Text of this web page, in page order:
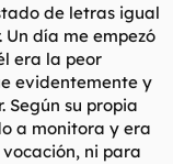
de letras igual
Un día me empezó
era la peor
evidentemente y
Según su propia
a monitora y era
ni para